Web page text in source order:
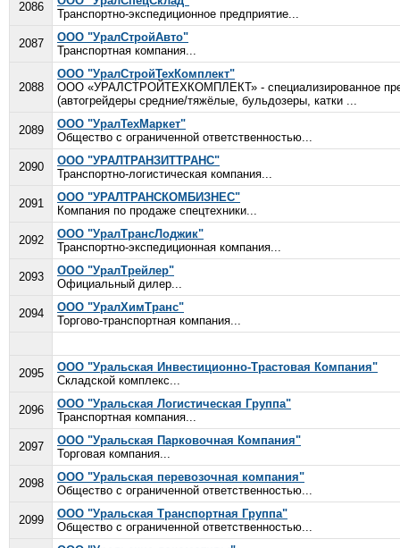
2086
Транспортно-экспедиционное предприятие...
2087
ООО "УралСтройАвто"
Транспортная компания...
2088
ООО "УралСтройТехКомплект"
ООО «УРАЛСТРОЙТЕХКОМПЛЕКТ» - специализированное
(автогрейдеры средние/тяжёлые, бульдозеры, катки ...
2089
ООО "УралТехМаркет"
Общество с ограниченной ответственностью...
2090
ООО "УРАЛТРАНЗИТТРАНС"
Транспортно-логистическая компания...
2091
ООО "УРАЛТРАНСКОМБИЗНЕС"
Компания по продаже спецтехники...
2092
ООО "УралТрансЛоджик"
Транспортно-экспедиционная компания...
2093
ООО "УралТрейлер"
Официальный дилер...
2094
ООО "УралХимТранс"
Торгово-транспортная компания...
2095
ООО "Уральская Инвестиционно-Трастовая Компания"
Складской комплекс...
2096
ООО "Уральская Логистическая Группа"
Транспортная компания...
2097
ООО "Уральская Парковочная Компания"
Торговая компания...
2098
ООО "Уральская перевозочная компания"
Общество с ограниченной ответственностью...
2099
ООО "Уральская Транспортная Группа"
Общество с ограниченной ответственностью...